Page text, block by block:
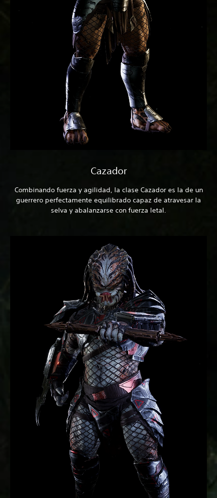
Cazador
Combinando fuerza y agilidad, la clase Cazador es la de un
guerrero perfectamente equilibrado capaz de atravesar la
selva y abalanzarse con fuerza letal.